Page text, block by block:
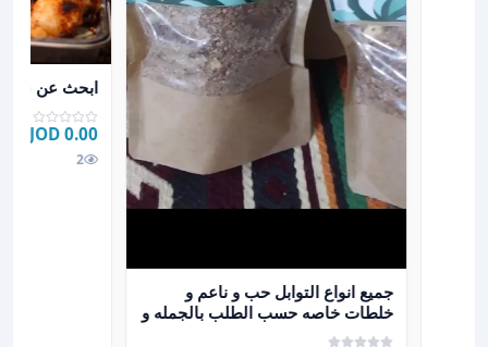
عرض تفاصيل جميع انواع التوابل حب و ناعم و خلطات
جميع انواع التوابل حب و ناعم و
خلطات خاصه حسب الطلب بالجمله و
التجزئه
عرض تفاصيل
ابحث عن
0.00 JOD
2